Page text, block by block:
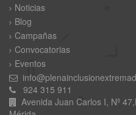
Noticias
Blog
Campañas
Convocatorias
Eventos
924 315 911
Avenida Juan Carlos I, Nº